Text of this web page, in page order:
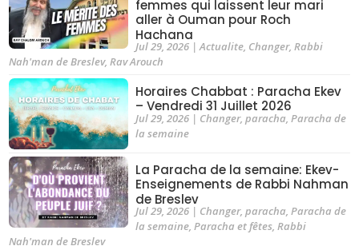
femmes qui laissent leur mari
aller à Ouman pour Roch
Hachana
Jul 29, 2026|Actualite, Changer, Rabbi
Nah'man de Breslev,Rav Arouch
Horaires Chabbat : Paracha Ekev
– Vendredi 31 Juillet 2026
Jul 29, 2026| Changer, paracha, Paracha de
la semaine
La Paracha de la semaine: Ekev-
Enseignements de Rabbi Nahman
de Breslev
Jul 29, 2026| Changer, paracha, Paracha de
la semaine, Paracha et fêtes, Rabbi
Nah'man de Breslev